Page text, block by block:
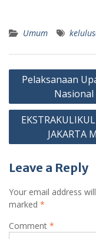
Umum
Post
navigation
Pelaksanaan
Nasional
JAKARTA
Leave a Reply
Your email address
marked *
Comment *